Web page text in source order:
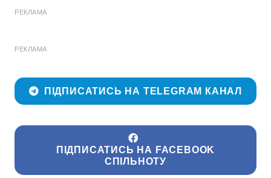
РЕКЛАМА
РЕКЛАМА
ПІДПИСАТИСЬ НА TELEGRAM КАНАЛ
ПІДПИСАТИСЬ НА FACEBOOK
СПІЛЬНОТУ